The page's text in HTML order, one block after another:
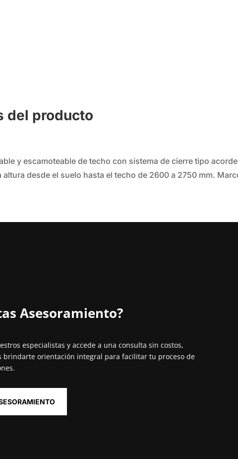
del producto
y escamoteable de techo con sistema de cierre tipo
altura desde el suelo hasta el techo de 2600 a 2750 mm.
Asesoramiento?⁣
especialistas y accede a una consulta sin costos,
brindarte orientación integral para facilitar tu proceso de